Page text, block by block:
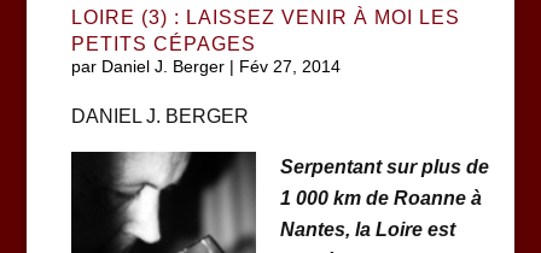
LOIRE (3) : LAISSEZ VENIR À MOI LES
PETITS CÉPAGES
par Daniel J. Berger| Fév 27, 2014
DANIEL J. BERGER
Serpentant sur plus de
1 000 km de Roanne à
Nantes, la Loire est